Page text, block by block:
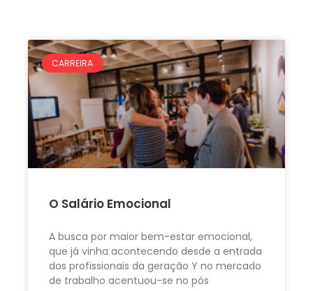
CARREIRA
O Salário Emocional
A busca por maior bem-estar emocional,
que já vinha acontecendo desde a entrada
dos profissionais da geração Y no mercado
de trabalho acentuou-se no pós